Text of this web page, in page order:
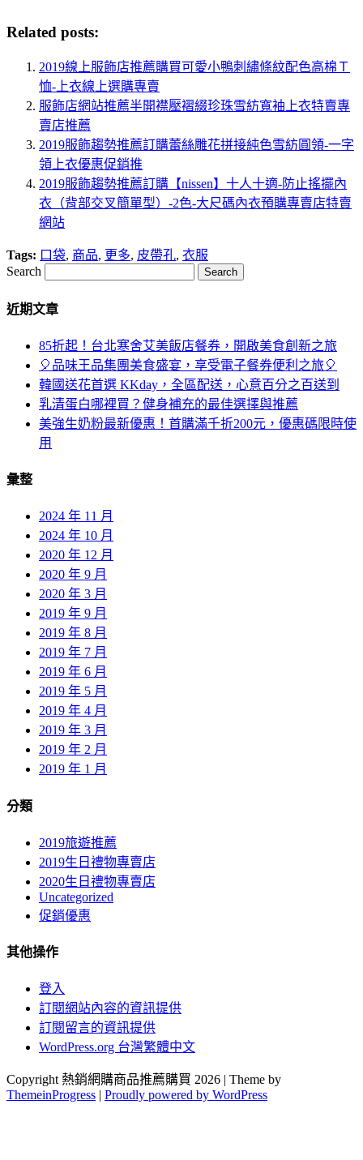
Related posts:
2019線上服飾店推薦購買可愛小鴨刺繡條紋配色高棉Ｔ
恤-上衣線上選購專賣
服飾店網站推薦半開襟壓褶綴珍珠雪紡寬袖上衣特賣專
賣店推薦
2019服飾趨勢推薦訂購蕾絲雕花拼接純色雪紡圓領-一字
領上衣優惠促銷推
2019服飾趨勢推薦訂購【nissen】十人十適-防止搖擺內
衣（背部交叉簡單型）-2色-大尺碼內衣預購專賣店特賣
網站
Tags: 口袋, 商品, 更多, 皮帶孔, 衣服
Search
近期文章
85折起！台北寒舍艾美飯店餐券，開啟美食創新之旅
🎈品味王品集團美食盛宴，享受電子餐券便利之旅🎈
韓國送花首選 KKday，全區配送，心意百分之百送到
乳清蛋白哪裡買？健身補充的最佳選擇與推薦
美強生奶粉最新優惠！首購滿千折200元，優惠碼限時使
用
彙整
2024 年 11 月
2024 年 10 月
2020 年 12 月
2020 年 9 月
2020 年 3 月
2019 年 9 月
2019 年 8 月
2019 年 7 月
2019 年 6 月
2019 年 5 月
2019 年 4 月
2019 年 3 月
2019 年 2 月
2019 年 1 月
分類
2019旅遊推薦
2019生日禮物專賣店
2020生日禮物專賣店
Uncategorized
促銷優惠
其他操作
登入
訂閱網站內容的資訊提供
訂閱留言的資訊提供
WordPress.org 台灣繁體中文
Copyright 熱銷網購商品推薦購買 2026 | Theme by
ThemeinProgress | Proudly powered by WordPress